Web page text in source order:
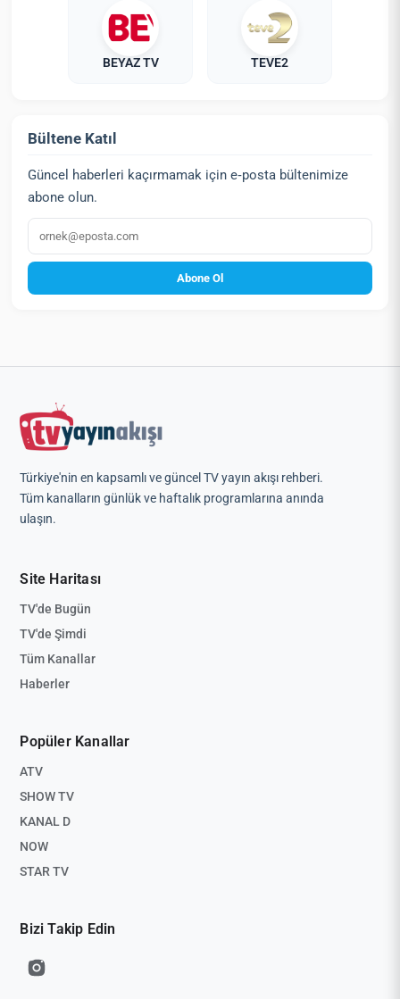
BEYAZ TV TEVE2
Bültene Katıl
Güncel haberleri kaçırmamak için e‑posta bültenimize
abone olun.
E‑posta
Abone Ol
Türkiye'nin en kapsamlı ve güncel TV yayın akışı rehberi.
Tüm kanalların günlük ve haftalık programlarına anında
ulaşın.
Site Haritası
TV'de Bugün
TV'de Şimdi
Tüm Kanallar
Haberler
Popüler Kanallar
ATV
SHOW TV
KANAL D
NOW
STAR TV
Bizi Takip Edin